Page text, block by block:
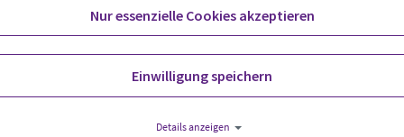
eingrenzen, hieß es. Die Sachbeschädigungen
worden. Die Besucherin sei am
Nur essenzielle Cookies akzeptieren
Einwilligung speichern
Details anzeigen